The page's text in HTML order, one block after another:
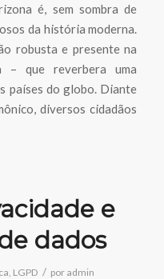
é, sem sombra de
da história moderna.
robusta e presente na
– que reverbera uma
países do globo. Diante
diversos cidadãos
e
dados
LGPD / por admin